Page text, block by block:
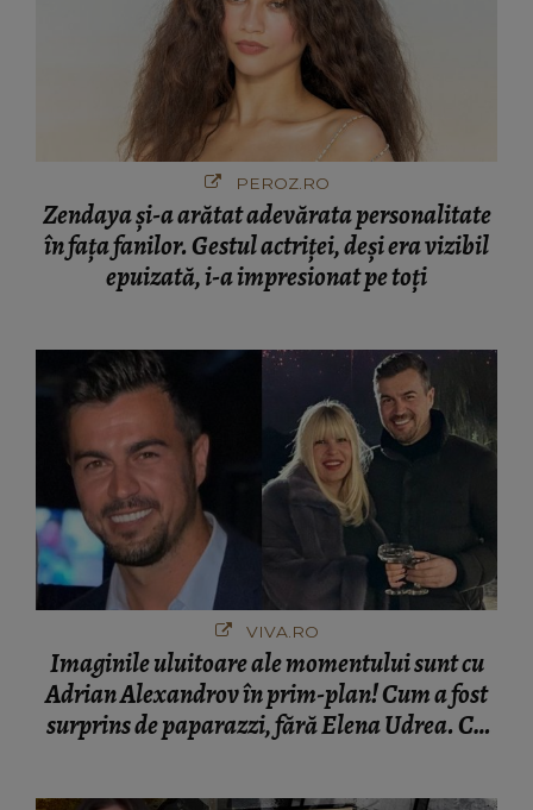
PEROZ.RO
Zendaya și-a arătat adevărata personalitate
în fața fanilor. Gestul actriței, deși era vizibil
epuizată, i-a impresionat pe toți
VIVA.RO
Imaginile uluitoare ale momentului sunt cu
Adrian Alexandrov în prim-plan! Cum a fost
surprins de paparazzi, fără Elena Udrea. Cu